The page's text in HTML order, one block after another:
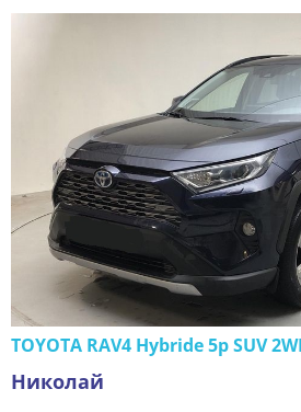
TOYOTA RAV4 Hybride 5p SUV
Николай